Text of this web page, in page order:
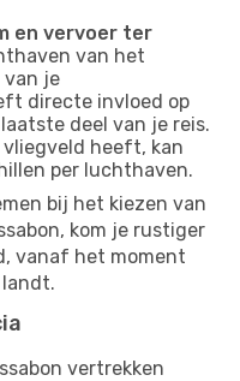
en vervoer ter
van het
van je
directe invloed op
deel van je reis.
vliegveld heeft, kan
per luchthaven.
bij het kiezen van
kom je rustiger
vanaf het moment
vertrekken